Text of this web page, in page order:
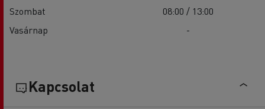
Szombat
08:00 / 13:00
Vasárnap
-
Kapcsolat